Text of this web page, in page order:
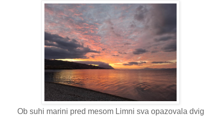
Ob suhi marini pred mesom Limni sva opazovala dvig